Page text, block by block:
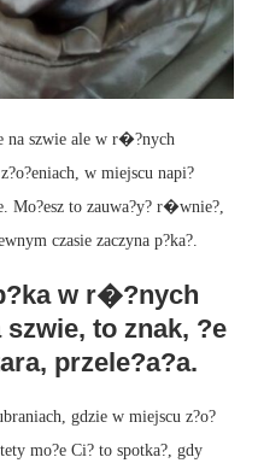
na szwie ale w r�?nych
w miejscu napi?
to zauwa?y? r�wnie?,
czasie zaczyna p?ka?.
w r�?nych
to znak, ?e
przele?a?a.
gdzie w miejscu z?o?
mo?e Ci? to spotka?, gdy